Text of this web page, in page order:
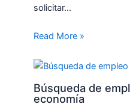
solicitar…
Read More »
Búsqueda de
economía